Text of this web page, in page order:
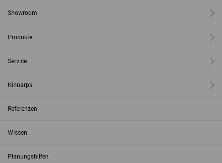
Showroom
Produkte
Service
Kinnarps
Referenzen
Wissen
Planungshilfen